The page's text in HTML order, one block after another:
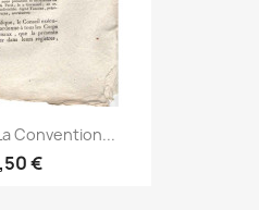
Convention...
€